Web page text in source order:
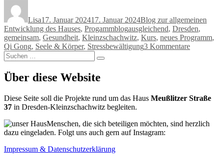
Lisa17. Januar 202417. Januar 2024Blog zur allgemeinen
Entwicklung des Hauses, ProgammblogSchlagwörter
ausgleichend, Dresden,
gemeinsam, Gesundheit, Kleinzschachwitz, Kurs, neues Programm,
Qi Gong, Seele & Körper, Stressbewältigung3 Kommentarezu
Gong
Suchen
nach:
Suchen
Über diese Website
Diese Seite soll die Projekte rund um das Haus Meußlitzer Straße
37 in Dresden-Kleinzschachwitz begleiten.
Menschen, die sich beteiligen möchten, sind herzlich
dazu eingeladen. Folgt uns auch gern auf Instagram:
Impressum & Datenschutzerklärung